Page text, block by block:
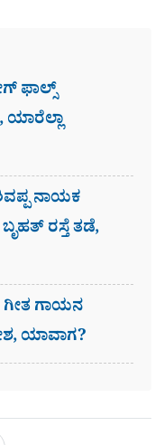
ಫಾಲ್ಸ್​
ನಾಯಕ
ರಸ್ತೆ ತಡೆ,
ಗೀತ ಗಾಯನ
ಯಾವಾಗ?